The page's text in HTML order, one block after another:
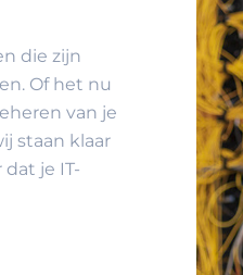
die zijn
Of het nu
van je
staan klaar
je IT-